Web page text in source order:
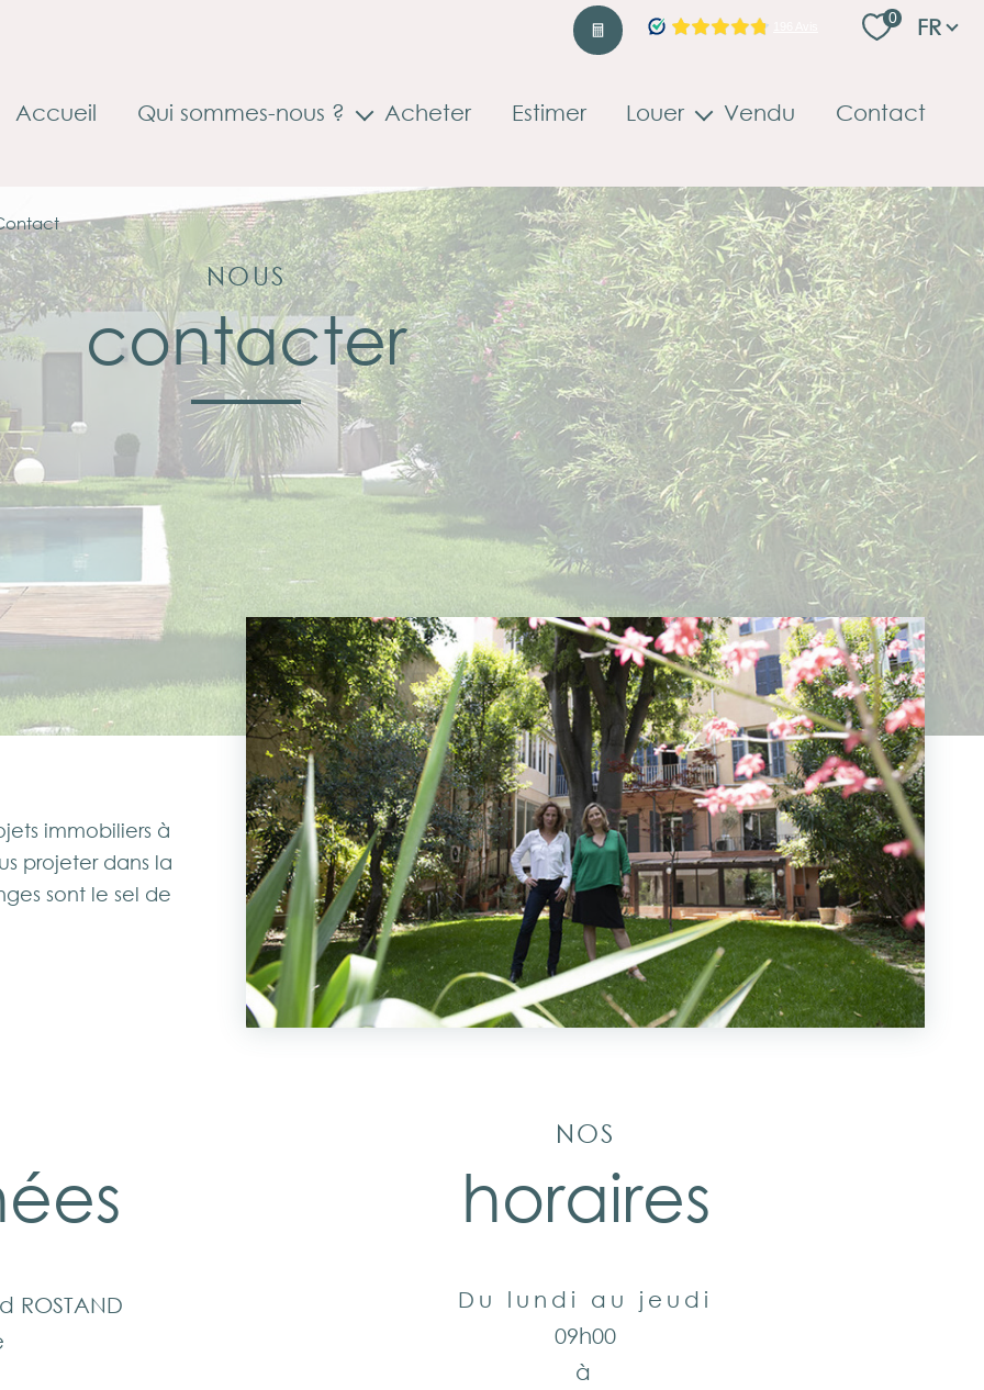
0 FR
Accueil Qui sommes-nous ? Acheter Estimer Louer Vendu Contact
NOUS
contacter
immobiliers à
projeter dans la
sont le sel de
ROSTAND
NOS
horaires
Du lundi au jeudi
09h00
à